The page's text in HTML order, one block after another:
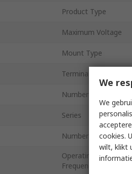
Product Type
Maximum Voltage
Mount Type
Termination Style
Number of Phases
Series
Number of Stages
Operating
Frequency
We
We
cookies.
wilt, klikt